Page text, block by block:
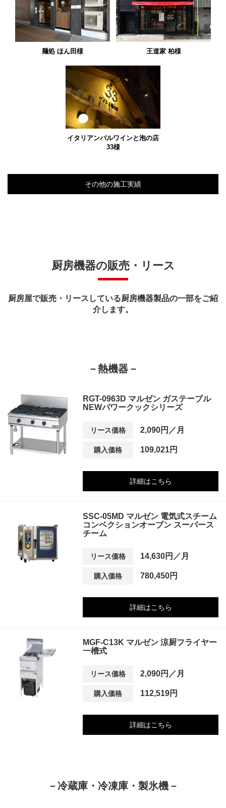
麺処 ほん田様 王道家 柏様
イタリアンバルワインと泡の店
33様
その他の施工実績
厨房機器の販売・リース
厨房屋で販売・リースしている厨房機器製品の一部をご紹
介します。
－熱機器－
RGT-0963D マルゼン ガステーブル
NEWパワークックシリーズ
リース価格 2,090円／月
購入価格 109,021円
詳細はこちら
SSC-05MD マルゼン 電気式スチーム
コンベクションオーブン スーパース
チーム
リース価格 14,630円／月
購入価格 780,450円
詳細はこちら
MGF-C13K マルゼン 涼厨フライヤー
一槽式
リース価格 2,090円／月
購入価格 112,519円
詳細はこちら
－冷蔵庫・冷凍庫・製氷機－